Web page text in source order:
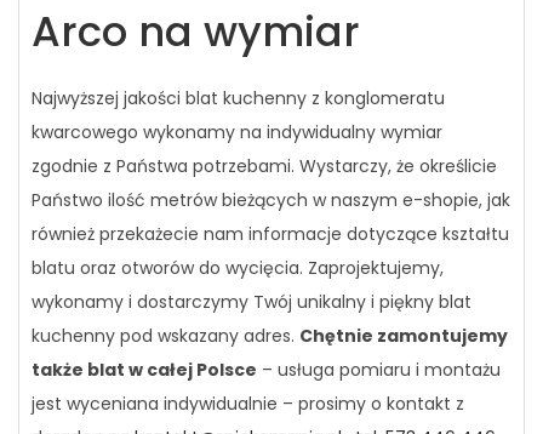
Arco na wymiar
Najwyższej jakości blat kuchenny z konglomeratu
kwarcowego wykonamy na indywidualny wymiar
zgodnie z Państwa potrzebami. Wystarczy, że określicie
Państwo ilość metrów bieżących w naszym e-shopie, jak
również przekażecie nam informacje dotyczące kształtu
blatu oraz otworów do wycięcia. Zaprojektujemy,
wykonamy i dostarczymy Twój unikalny i piękny blat
kuchenny pod wskazany adres. Chętnie zamontujemy
także blat w całej Polsce – usługa pomiaru i montażu
jest wyceniana indywidualnie – prosimy o kontakt z